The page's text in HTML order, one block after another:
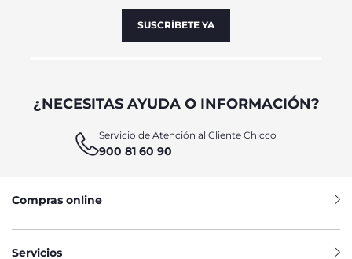
SUSCRÍBETE YA
¿NECESITAS AYUDA O INFORMACIÓN?
Servicio de Atención al Cliente Chicco
900 81 60 90
Compras online
Servicios